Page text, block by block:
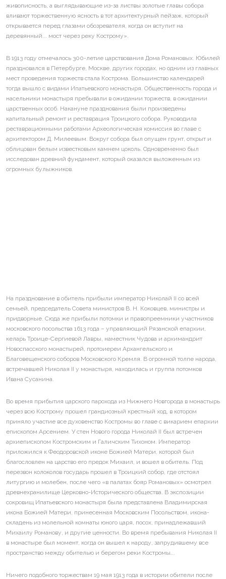
живописность, а выглядывающие из-за листвы золотые главы собора
вливают торжественную ясность в тот архитектурный пейзаж, который
открывается перед глазами обозревателя, когда он вступит на
деревянный... мост через реку Кострому».
В 1913 году отмечалось 300-летие царствования Дома Романовых. Юбилей
праздновался в Петербурге, Москве, других городах, но одним из главных
мест проведения торжеств стала Кострома. Большинство календарей
тогда вышло с видами Ипатьевского монастыря. Общественность города и
насельники монастыря пребывали в ожидании торжеств, в ожидании
царственных особ. Накануне празднования были произведены
капитальный ремонт и реставрация Троицкого собора. Руководила
реставрационными работами Археологическая комиссия во главе с
архитектором Д. Милеевым. Вокруг собора был опущен грунт, открыт и
облицован белым известковым камнем цоколь. Одновременно был
исследован древний фундамент, который оказался выложенным из
огромных булыжников.
На празднование в обитель прибыли император Николай II со всей
семьей, председатель Совета министров В. Н. Коковцев, министры и
придворные. Сюда же прибыли потомки и правопреемники участников
московского посольства 1613 года – управляющий Рязанской епархии,
келарь Троице-Сергиевой Лавры, наместник Чудова и архимандрит
Новоспасского монастырей, протоиереи Архангельского и
Благовещенского соборов Московского Кремля. В огромной толпе народа,
встречавшей Николая II у монастыря, находилась и группа потомков
Ивана Сусанина.
Во время прибытия царского парохода из Нижнего Новгорода в монастырь
через всю Кострому прошел грандиозный крестный ход, в котором
приняло участие все духовенство Костромы во главе с викарием епархии
епископом Арсением. У стен Нового города Николай II был встречен
архиепископом Костромским и Галичским Тихоном. Император
приложился к Феодоровской иконе Божией Матери, которой был
благословлен на царство его предок Михаил, и вошел в обитель. Под
перезвон колоколов государь прошел в Троицкий собор, где отстоял
литургию и молебен, после чего «в палатах бояр Романовых» осмотрел
древнехранилище Церковно-Исторического общества. В экспозиции
сокровищ Ипатьевского монастыря была представлена Владимирская
икона Божией Матери, принесенная Московским Посольством, икона-
складень из молельной комнаты юного царя, посох, принадлежавший
Михаилу Романову, и другие ценности. Во время пребывания Николая II
в монастыре был момент, когда он вышел к народу, запрудившему все
пространство между обителью и берегом реки Костромы...
Ничего подобного торжествам 19 мая 1913 года в истории обители после